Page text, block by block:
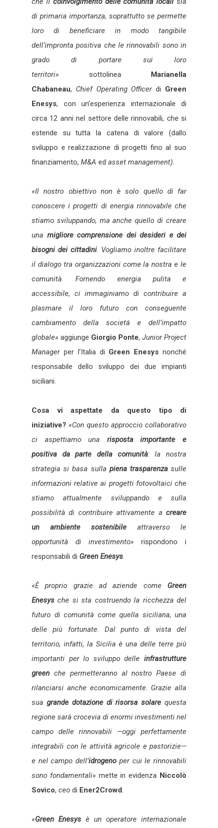
di primaria importanza, soprattutto se permette
loro di beneficiare in modo tangibile
dell’impronta positiva che le rinnovabili sono in
grado di portare sui loro
territori» sottolinea Marianella
Chabaneau, Chief Operating Officerdi Green
Enesys, con un’esperienza internazionale di
circa 12 anni nel settore delle rinnovabili, che si
estende su tutta la catena di valore (dallo
sviluppo e realizzazione di progetti fino al suo
finanziamento, M&A ed asset management).
«Il nostro obiettivo non è solo quello di far
conoscere i progetti di energia rinnovabile che
stiamo sviluppando, ma anche quello di creare
una migliore comprensione dei desideri e dei
bisogni dei cittadini. Vogliamo inoltre facilitare
il dialogo tra organizzazioni come la nostra e le
comunità. Fornendo energia pulita e
accessibile, ci immaginiamo di contribuire a
plasmare il loro futuro con conseguente
cambiamento della società e dell’impatto
globale» aggiunge Giorgio Ponte, Junior Project
Managerper l’Italia di Green Enesys nonché
responsabile dello sviluppo dei due impianti
siciliani.
Cosa vi aspettate da questo tipo di
iniziative? «Con questo approccio collaborativo
ci aspettiamo una risposta importante e
positiva da parte della comunità: la nostra
strategia si basa sulla piena trasparenzasulle
informazioni relative ai progetti fotovoltaici che
stiamo attualmente sviluppando e sulla
possibilità di contribuire attivamente a creare
un ambiente sostenibile attraverso le
opportunità di investimento» rispondono i
responsabili di Green Enesys
«Èproprio grazie ad aziende come Green
Enesys che si sta costruendo la ricchezza del
futuro di comunità come quella siciliana, una
delle più fortunate. Dal punto di vista del
territorio, infatti, la Sicilia è una delle terre più
importanti per lo sviluppo delle infrastrutture
green che permetteranno al nostro Paese di
rilanciarsi anche economicamente. Grazie alla
sua grande dotazione di risorsa solare questa
regione sarà crocevia di enormi investimenti nel
campo delle rinnovabili —oggi perfettamente
integrabili con le attività agricole e pastorizie—
e nel campo dell’idrogenoper cui le rinnovabili
sono fondamentali» mette in evidenza Niccolò
Sovico, ceo di Ener2Crowd
«Green Enesys è un operatore internazionale